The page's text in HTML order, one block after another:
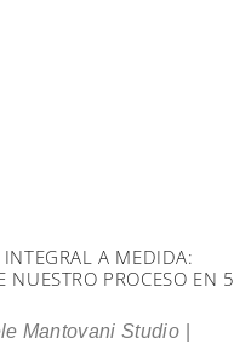
INTEGRAL A MEDIDA:
NUESTRO PROCESO EN 5
Mantovani Studio